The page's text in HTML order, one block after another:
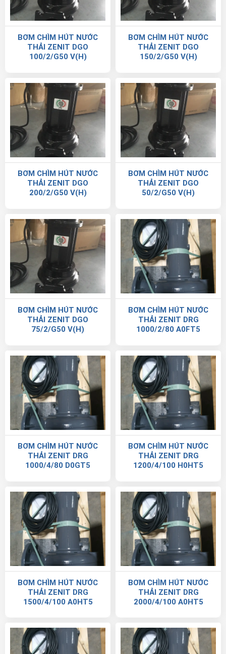
BƠM CHÌM HÚT NƯỚC
THẢI ZENIT DGO
100/2/G50 V(H)
BƠM CHÌM HÚT NƯỚC
THẢI ZENIT DGO
150/2/G50 V(H)
BƠM CHÌM HÚT NƯỚC
THẢI ZENIT DGO
200/2/G50 V(H)
BƠM CHÌM HÚT NƯỚC
THẢI ZENIT DGO
50/2/G50 V(H)
BƠM CHÌM HÚT NƯỚC
THẢI ZENIT DGO
75/2/G50 V(H)
BƠM CHÌM HÚT NƯỚC
THẢI ZENIT DRG
1000/2/80 A0FT5
BƠM CHÌM HÚT NƯỚC
THẢI ZENIT DRG
1000/4/80 D0GT5
BƠM CHÌM HÚT NƯỚC
THẢI ZENIT DRG
1200/4/100 H0HT5
BƠM CHÌM HÚT NƯỚC
THẢI ZENIT DRG
1500/4/100 A0HT5
BƠM CHÌM HÚT NƯỚC
THẢI ZENIT DRG
2000/4/100 A0HT5